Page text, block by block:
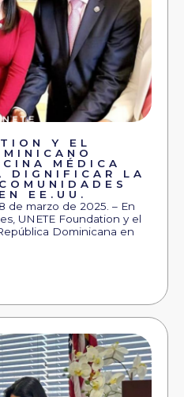
Y EL
MÉDICA
DIGNIFICAR LA
EE.UU.
de marzo de 2025. – En
UNETE Foundation y el
Dominicana en